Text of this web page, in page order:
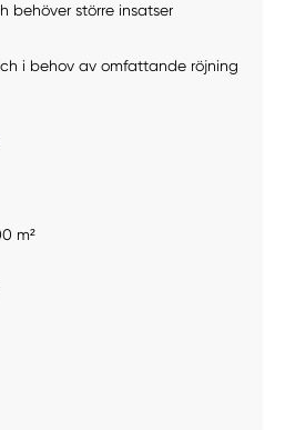
behöver större insatser
i behov av omfattande röjning
m²